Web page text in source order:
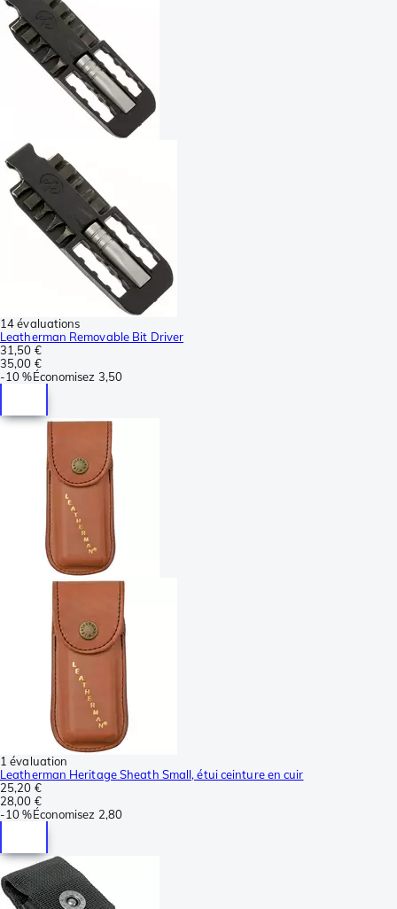
14 évaluations
Leatherman Removable Bit Driver
31,50 €
35,00 €
-10 %Économisez 3,50
1 évaluation
Leatherman Heritage Sheath Small, étui ceinture en cuir
25,20 €
28,00 €
-10 %Économisez 2,80